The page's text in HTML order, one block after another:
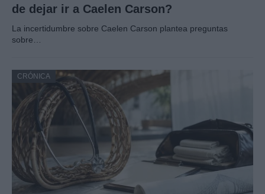
de dejar ir a Caelen Carson?
La incertidumbre sobre Caelen Carson plantea preguntas
sobre…
CRÓNICA